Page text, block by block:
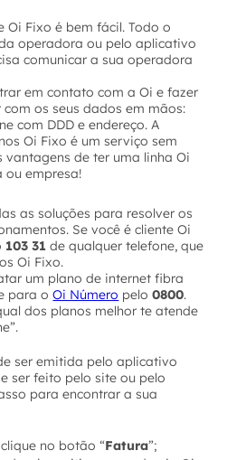
Fixo é bem fácil. Todo o
operadora ou pelo aplicativo
comunicar a sua operadora
em contato com a Oi e fazer
os seus dados em mãos:
com DDD e endereço. A
Oi Fixo é um serviço sem
de ter uma linha Oi
ou empresa!
as soluções para resolver os
Se você é cliente Oi
103 31 de qualquer telefone, que
Oi Fixo.
um plano de internet fibra
para oOi Número pelo0800.
dos planos melhor te atende
ser emitida pelo aplicativo
ser feito pelo site ou pelo
para encontrar a sua
no botão “Fatura”;